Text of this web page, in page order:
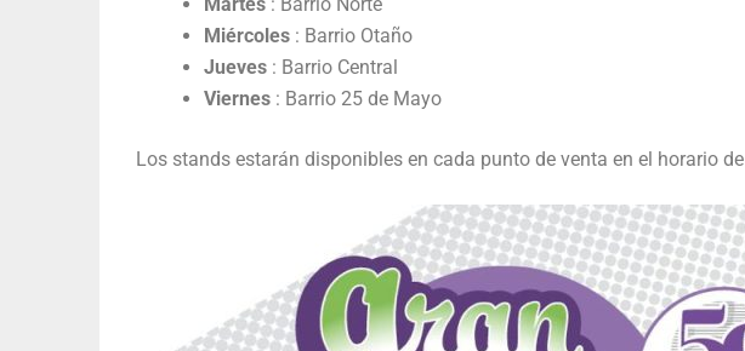
Miércoles : Barrio Otaño
Jueves : Barrio Central
Viernes : Barrio 25 de Mayo
Los stands estarán disponibles en cada punto de venta en el horario de